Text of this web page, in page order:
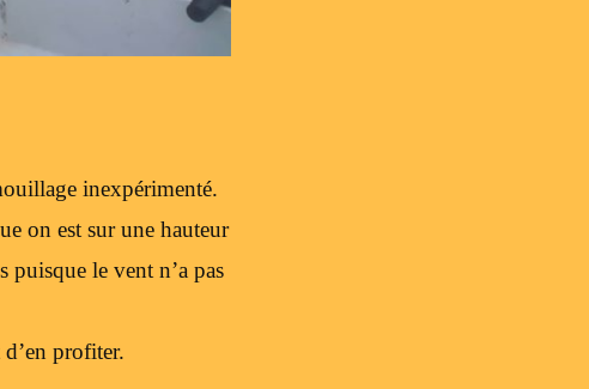
inexpérimenté.
on est sur une hauteur
puisque le vent n’a pas
profiter.